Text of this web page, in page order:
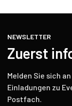
NEWSLETTER
Zuerst
Melden Sie sich
Einladungen zu
Postfach.